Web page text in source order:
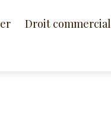
Droit commercial